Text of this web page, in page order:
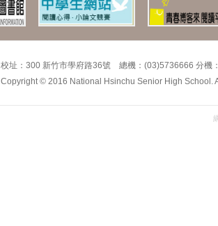
校址：300 新竹市學府路36號 總機：(03)5736666 分
Copyright © 2016 National Hsinchu Senior High School.